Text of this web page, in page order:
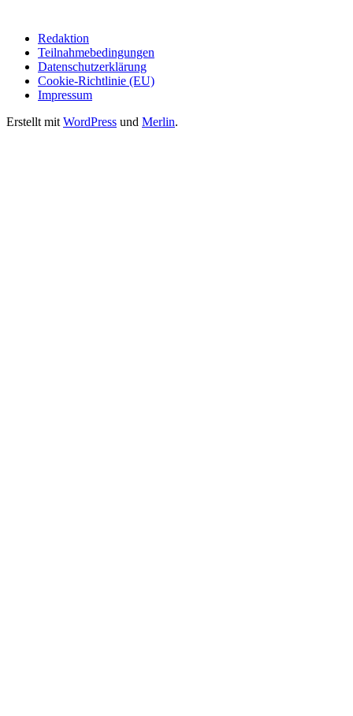
Redaktion
Teilnahmebedingungen
Datenschutzerklärung
Cookie-Richtlinie (EU)
Impressum
Erstellt mit WordPress und Merlin.